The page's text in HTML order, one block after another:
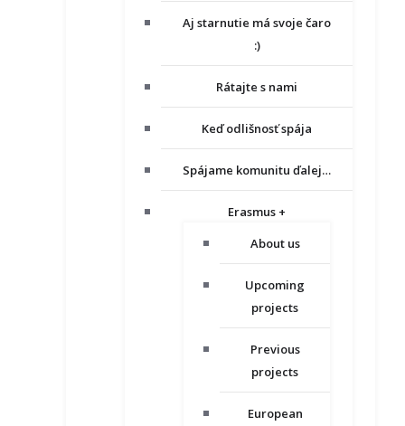
Aj starnutie má svoje čaro
:)
Rátajte s nami
Keď odlišnosť spája
Spájame komunitu ďalej…
Erasmus +
About us
Upcoming
projects
Previous
projects
European